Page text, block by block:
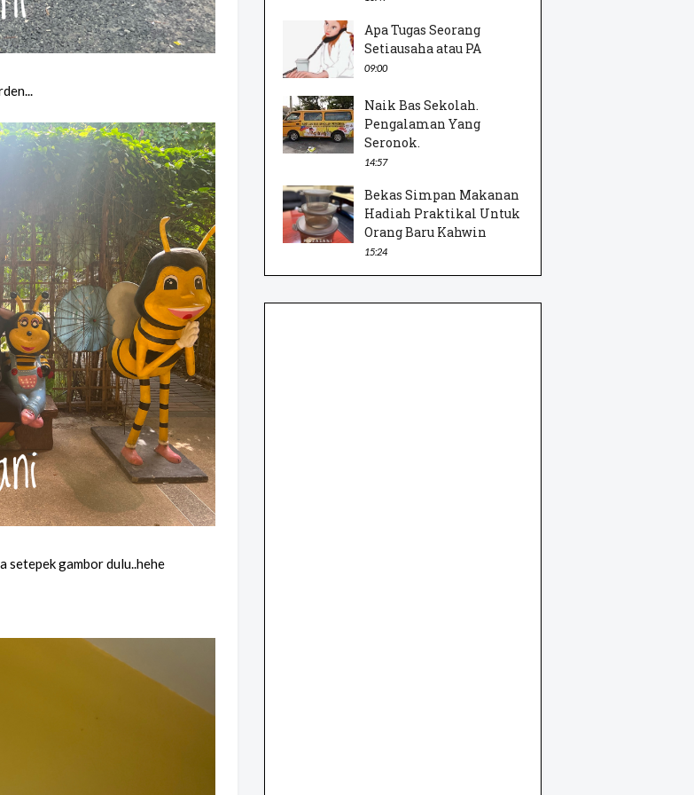
setepek gambor dulu..hehe
Apa Tugas Seorang
Setiausaha atau PA
09:00
Naik Bas Sekolah.
Pengalaman Yang
Seronok.
14:57
Bekas Simpan Makanan
Hadiah Praktikal Untuk
Orang Baru Kahwin
15:24